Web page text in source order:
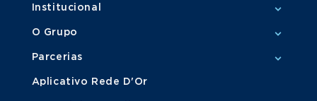
Institucional
O Grupo
Parcerias
Aplicativo Rede D'Or